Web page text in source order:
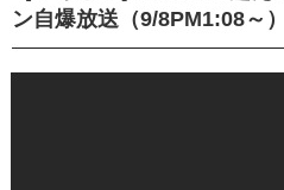
ン自爆放送（9/8PM1:08～